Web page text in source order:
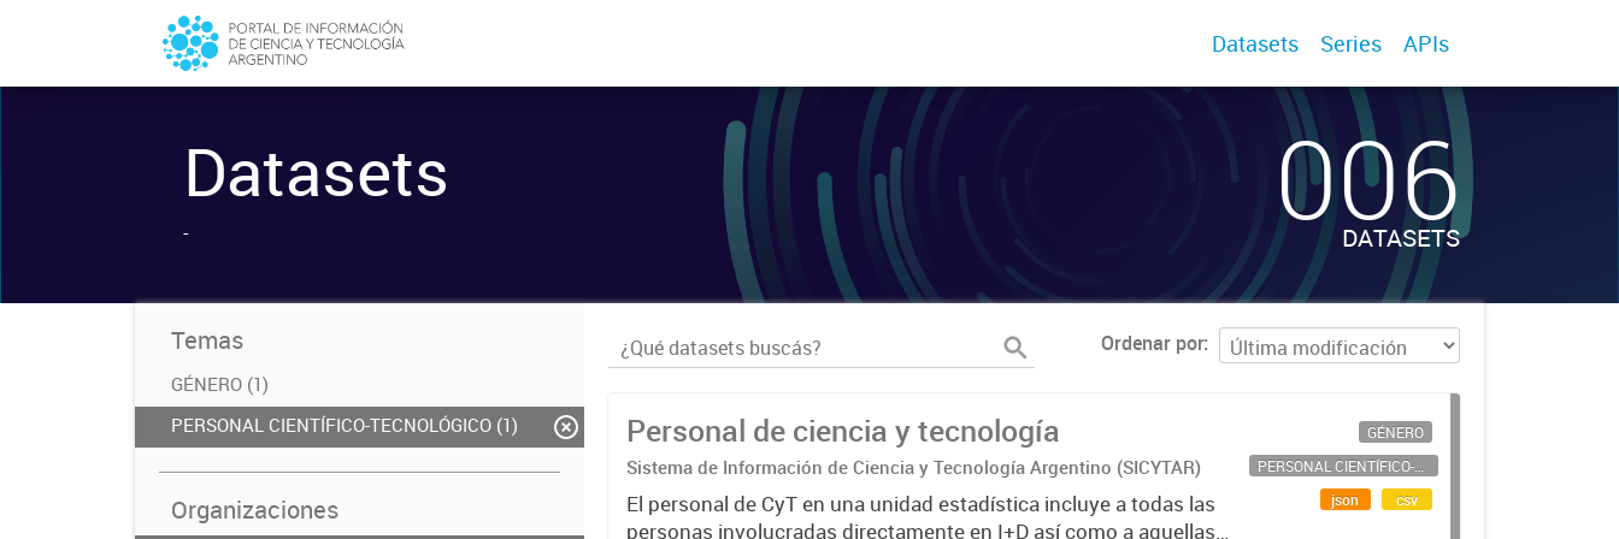
Datasets Series APIs
Datasets
- 006
DATASETS
Temas
GÉNERO (1)
PERSONAL CIENTÍFICO-TECNOLÓGICO (1)
Organizaciones
Ordenar por
Personal de ciencia y tecnología
Sistema de Información de Ciencia y Tecnología Argentino (SICYTAR)
El personal de CyT en una unidad estadística incluye a todas las
personas involucradas directamente en I+D así como a aquellas
GÉNERO
PERSONAL CIENTÍFICO-TECNOLÓGICO
json
csv